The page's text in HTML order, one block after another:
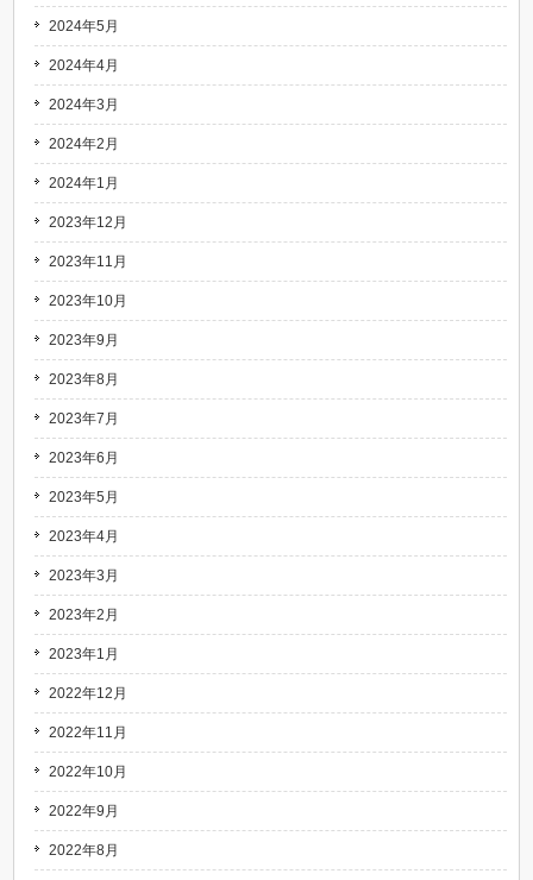
2024年5月
2024年4月
2024年3月
2024年2月
2024年1月
2023年12月
2023年11月
2023年10月
2023年9月
2023年8月
2023年7月
2023年6月
2023年5月
2023年4月
2023年3月
2023年2月
2023年1月
2022年12月
2022年11月
2022年10月
2022年9月
2022年8月